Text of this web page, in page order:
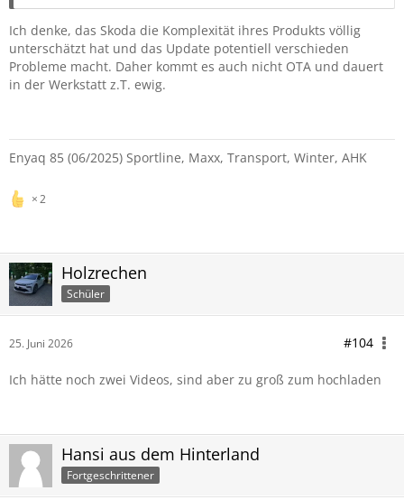
Ich denke, das Skoda die Komplexität ihres Produkts völlig
unterschätzt hat und das Update potentiell verschieden
Probleme macht. Daher kommt es auch nicht OTA und dauert
in der Werkstatt z.T. ewig.
Enyaq 85 (06/2025) Sportline, Maxx, Transport, Winter, AHK
2
Holzrechen
Schüler
25. Juni 2026 #104
Ich hätte noch zwei Videos, sind aber zu groß zum hochladen
Hansi aus dem Hinterland
Fortgeschrittener